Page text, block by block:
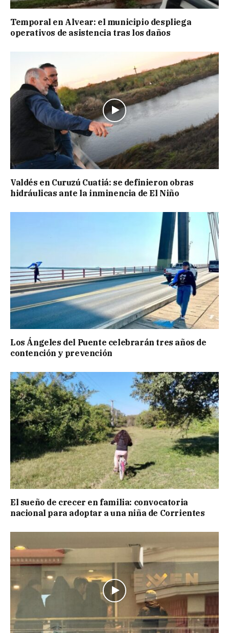
Temporal en Alvear: el municipio despliega
operativos de asistencia tras los daños
Valdés en Curuzú Cuatiá: se definieron obras
hidráulicas ante la inminencia de El Niño
Los Ángeles del Puente celebrarán tres años de
contención y prevención
El sueño de crecer en familia: convocatoria
nacional para adoptar a una niña de Corrientes